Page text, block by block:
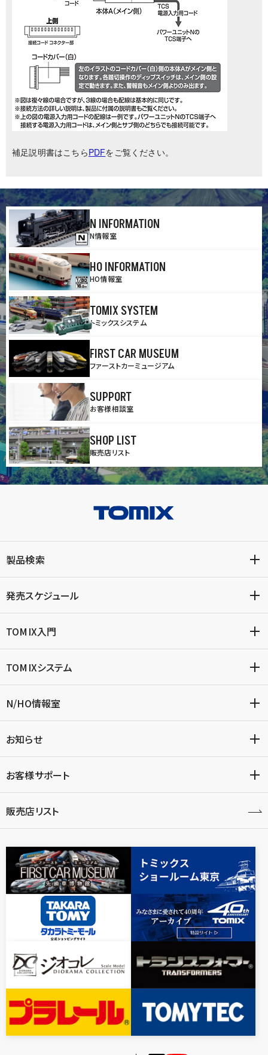
補足説明書はこちらPDFをご覧ください。
N INFORMATION
N情報室
HO INFORMATION
HO情報室
TOMIX SYSTEM
トミックスシステム
FIRST CAR MUSEUM
ファーストカーミュージアム
SUPPORT
お客様相談室
SHOP LIST
販売店リスト
製品検索
発売スケジュール
TOMIX入門
TOMIXシステム
N/HO情報室
お知らせ
お客様サポート
販売店リスト